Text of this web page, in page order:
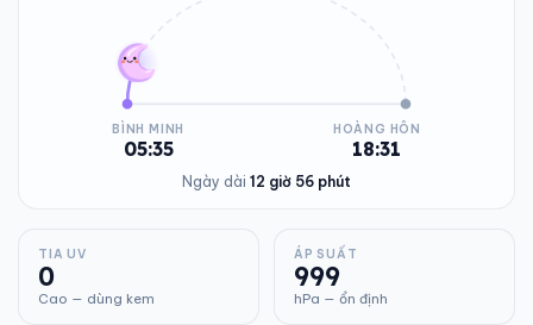
BÌNH MINH
05:35
HOÀNG HÔN
18:31
Ngày dài 12 giờ 56 phút
TIA UV
0
Cao — dùng kem
ÁP SUẤT
999
hPa — ổn định